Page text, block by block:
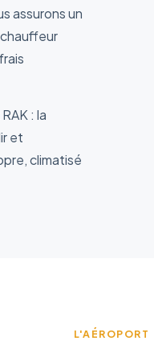
assurons un
: la
et
climatisé
L'AÉROPORT